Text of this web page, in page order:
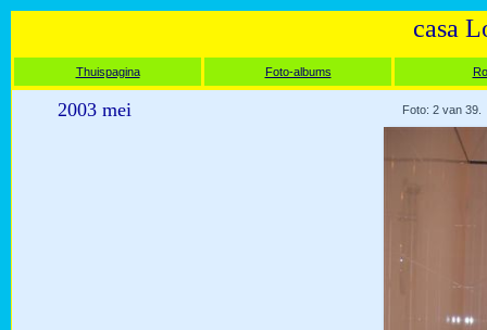
casa
Thuispagina Foto-albums
2003 mei Foto: 2 van 39.